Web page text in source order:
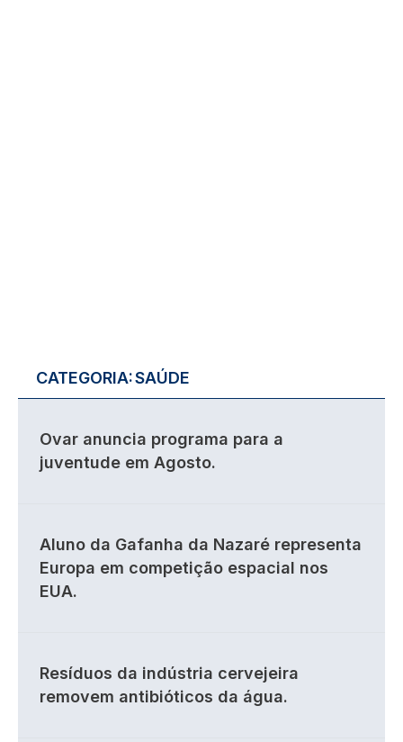
CATEGORIA:SAÚDE
Ovar anuncia programa para a
juventude em Agosto.
Aluno da Gafanha da Nazaré representa
Europa em competição espacial nos
EUA.
Resíduos da indústria cervejeira
removem antibióticos da água.